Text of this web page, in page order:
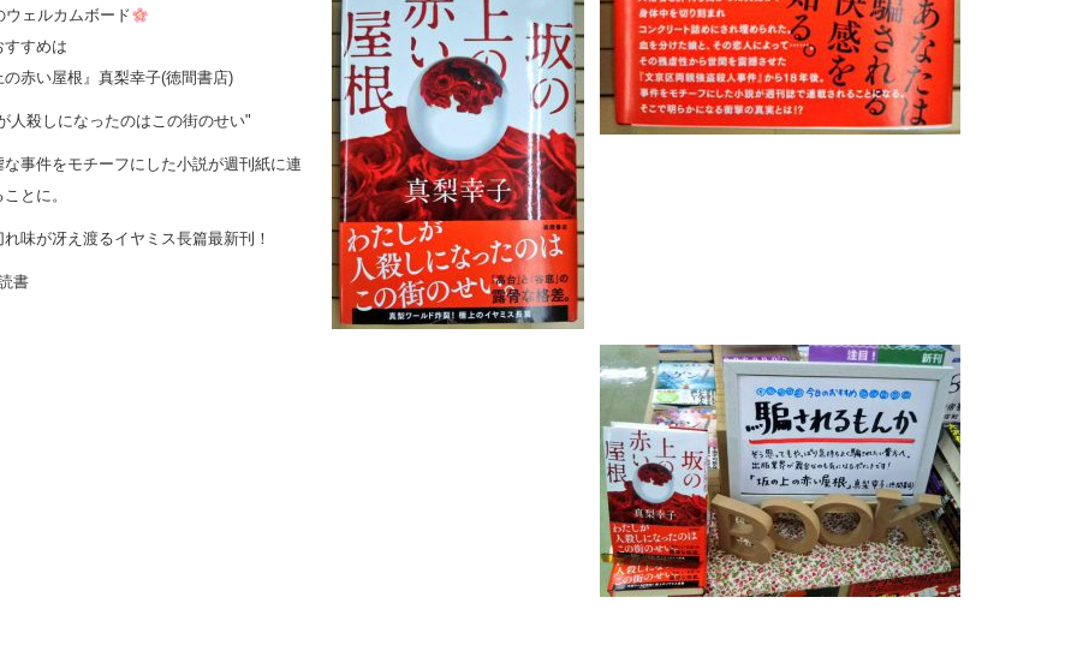
ウェルカムボード
すすめは
の赤い屋根』真梨幸子(徳間書店)
人殺しになったのはこの街のせい"
な事件をモチーフにした小説が週刊紙に連
とに。
味が冴え渡るイヤミス長篇最新刊！
書